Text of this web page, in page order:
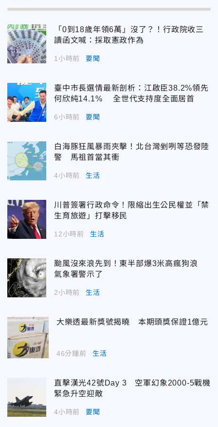
「0到18歲年領6萬」沒了？！行政院收三
讀函文喊：採取憲政作為
1小時前 要聞
臺中市長選情最新剖析：江啟臣38.2%領先
何欣純14.1% 全世代支持度全面居首
6小時前 要聞
白海豚狂風暴雨夾擊！北台灣剉咧等恐發陸
警 馬祖首當其衝
4小時前 生活
川普簽署行政命令！限縮出生公民權並「禁
生育旅遊」打擊移民
12小時前 生活
颱風沒來浪先到！東半部爆3米高瘋狗浪
氣象署警示了
2小時前 生活
大樂透最新獎號揭曉 本期頭獎保證1億元
46分鐘前 生活
直擊漢光42號Day 3 空軍幻象2000-5戰機
緊急升空迎敵
4小時前 要聞